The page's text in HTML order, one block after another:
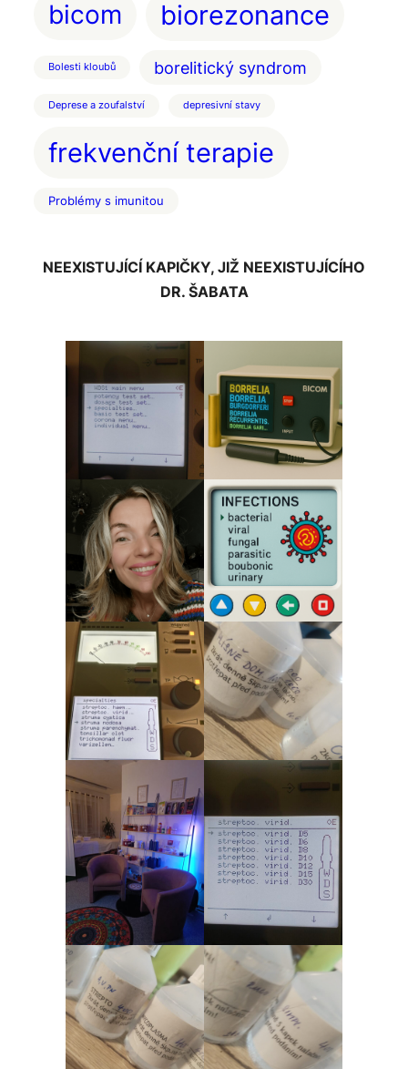
bicom biorezonance
Bolesti kloubů borelitický syndrom
Deprese a zoufalství depresivní stavy
frekvenční terapie
Problémy s imunitou
NEEXISTUJÍCÍ KAPIČKY, JIŽ NEEXISTUJÍCÍHO
DR. ŠABATA